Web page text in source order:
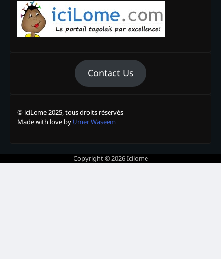
Contact Us
© iciLome 2025, tous droits réservés
Made with love by Umer Waseem
Copyright © 2026Icilome